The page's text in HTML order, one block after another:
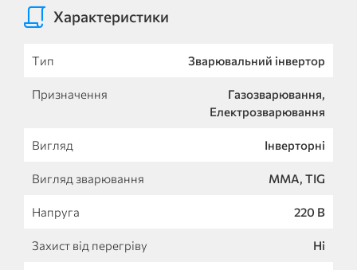
Характеристики
Тип Зварювальний інвертор
Призначення
Газозварювання,
Електрозварювання
Вигляд Інверторні
Вигляд зварювання MMA, TIG
Напруга 220 В
Захист від перегріву Ні